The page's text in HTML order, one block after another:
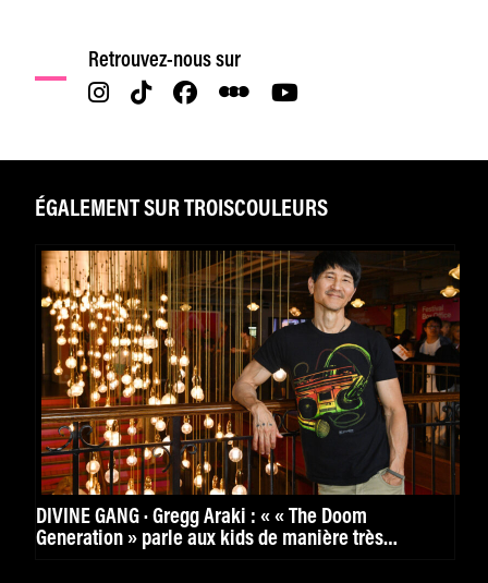
Retrouvez-nous sur
ÉGALEMENT SUR TROISCOULEURS
DIVINE GANG · Gregg Araki : « « The Doom
Generation » parle aux kids de manière très